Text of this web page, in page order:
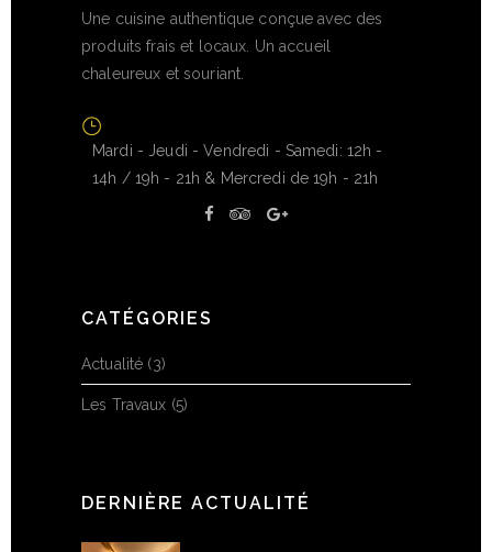
Une cuisine authentique conçue avec des
produits frais et locaux. Un accueil
chaleureux et souriant.
Mardi - Jeudi - Vendredi - Samedi: 12h -
14h / 19h - 21h & Mercredi de 19h - 21h
CATÉGORIES
Actualité (3)
Les Travaux (5)
DERNIÈRE ACTUALITÉ